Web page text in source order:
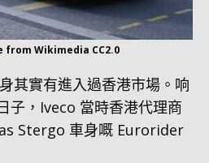
from Wikimedia CC2.0
其實有進入過香港市場。响
子，Iveco 當時香港代理商
Stergo 車身嘅 Eurorider